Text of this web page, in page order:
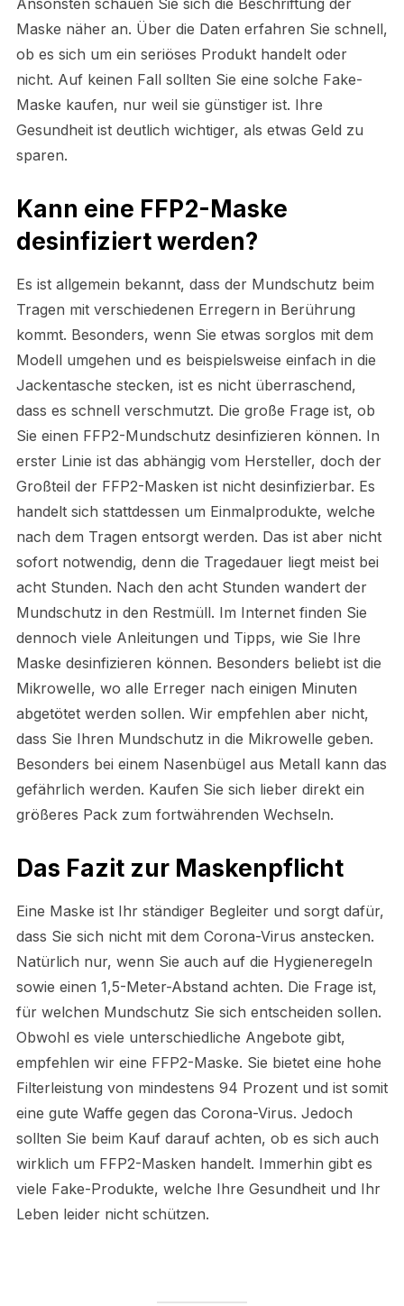
Maske näher an. Über die Daten erfahren Sie schnell,
ob es sich um ein seriöses Produkt handelt oder
nicht. Auf keinen Fall sollten Sie eine solche Fake-
Maske kaufen, nur weil sie günstiger ist. Ihre
Gesundheit ist deutlich wichtiger, als etwas Geld zu
sparen.
Kann eine FFP2-Maske
desinfiziert werden?
Es ist allgemein bekannt, dass der Mundschutz beim
Tragen mit verschiedenen Erregern in Berührung
kommt. Besonders, wenn Sie etwas sorglos mit dem
Modell umgehen und es beispielsweise einfach in die
Jackentasche stecken, ist es nicht überraschend,
dass es schnell verschmutzt. Die große Frage ist, ob
Sie einen FFP2-Mundschutz desinfizieren können. In
erster Linie ist das abhängig vom Hersteller, doch der
Großteil der FFP2-Masken ist nicht desinfizierbar. Es
handelt sich stattdessen um Einmalprodukte, welche
nach dem Tragen entsorgt werden. Das ist aber nicht
sofort notwendig, denn die Tragedauer liegt meist bei
acht Stunden. Nach den acht Stunden wandert der
Mundschutz in den Restmüll. Im Internet finden Sie
dennoch viele Anleitungen und Tipps, wie Sie Ihre
Maske desinfizieren können. Besonders beliebt ist die
Mikrowelle, wo alle Erreger nach einigen Minuten
abgetötet werden sollen. Wir empfehlen aber nicht,
dass Sie Ihren Mundschutz in die Mikrowelle geben.
Besonders bei einem Nasenbügel aus Metall kann das
gefährlich werden. Kaufen Sie sich lieber direkt ein
größeres Pack zum fortwährenden Wechseln.
Das Fazit zur Maskenpflicht
Eine Maske ist Ihr ständiger Begleiter und sorgt dafür,
dass Sie sich nicht mit dem Corona-Virus anstecken.
Natürlich nur, wenn Sie auch auf die Hygieneregeln
sowie einen 1,5-Meter-Abstand achten. Die Frage ist,
für welchen Mundschutz Sie sich entscheiden sollen.
Obwohl es viele unterschiedliche Angebote gibt,
empfehlen wir eine FFP2-Maske. Sie bietet eine hohe
Filterleistung von mindestens 94 Prozent und ist somit
eine gute Waffe gegen das Corona-Virus. Jedoch
sollten Sie beim Kauf darauf achten, ob es sich auch
wirklich um FFP2-Masken handelt. Immerhin gibt es
viele Fake-Produkte, welche Ihre Gesundheit und Ihr
Leben leider nicht schützen.